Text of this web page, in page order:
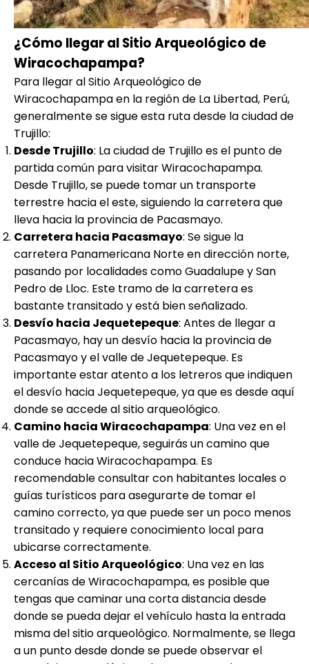
¿Cómo llegar al Sitio Arqueológico de
Wiracochapampa?
Para llegar al Sitio Arqueológico de
Wiracochapampa en la región de La Libertad, Perú,
generalmente se sigue esta ruta desde la ciudad de
Trujillo:
Desde Trujillo: La ciudad de Trujillo es el punto de
partida común para visitar Wiracochapampa.
Desde Trujillo, se puede tomar un transporte
terrestre hacia el este, siguiendo la carretera que
lleva hacia la provincia de Pacasmayo.
Carretera hacia Pacasmayo: Se sigue la
carretera Panamericana Norte en dirección norte,
pasando por localidades como Guadalupe y San
Pedro de Lloc. Este tramo de la carretera es
bastante transitado y está bien señalizado.
Desvío hacia Jequetepeque: Antes de llegar a
Pacasmayo, hay un desvío hacia la provincia de
Pacasmayo y el valle de Jequetepeque. Es
importante estar atento a los letreros que indiquen
el desvío hacia Jequetepeque, ya que es desde aquí
donde se accede al sitio arqueológico.
Camino hacia Wiracochapampa: Una vez en el
valle de Jequetepeque, seguirás un camino que
conduce hacia Wiracochapampa. Es
recomendable consultar con habitantes locales o
guías turísticos para asegurarte de tomar el
camino correcto, ya que puede ser un poco menos
transitado y requiere conocimiento local para
ubicarse correctamente.
Acceso al Sitio Arqueológico: Una vez en las
cercanías de Wiracochapampa, es posible que
tengas que caminar una corta distancia desde
donde se pueda dejar el vehículo hasta la entrada
misma del sitio arqueológico. Normalmente, se llega
a un punto desde donde se puede observar el